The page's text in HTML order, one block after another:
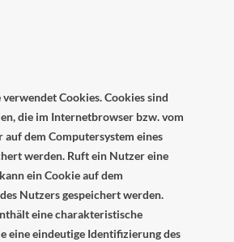
Cookies. Cookies sind
die im Internetbrowser bzw. vom
dem Computersystem eines
werden. Ruft ein Nutzer eine
ein Cookie auf dem
Nutzers gespeichert werden.
eine charakteristische
eine eindeutige Identifizierung des